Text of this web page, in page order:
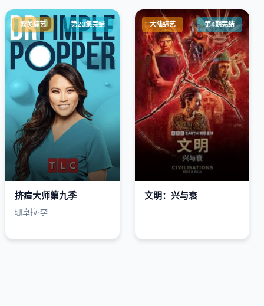
欧美综艺 第20集完结
挤痘大师第九季
珊卓拉·李
大陆综艺 第4期完结
文明：兴与衰